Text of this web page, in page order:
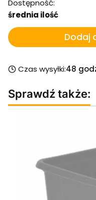
Dostępność:
średnia ilość
Dodaj
Czas wysyłki:48
Sprawdź także: